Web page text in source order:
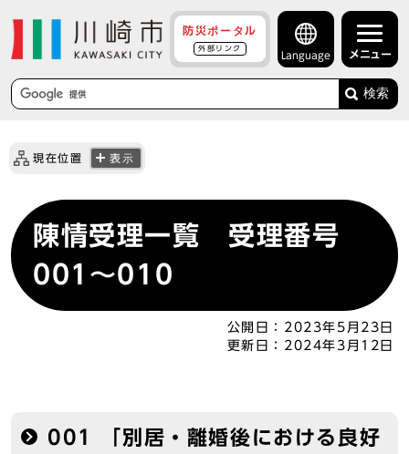
防災ポータル
外部リンク
Language メニュー
検索
現在位置 表示
陳情受理一覧 受理番号
001～010
公開日： 2023年5月23日
更新日： 2024年3月12日
001 「別居・離婚後における良好